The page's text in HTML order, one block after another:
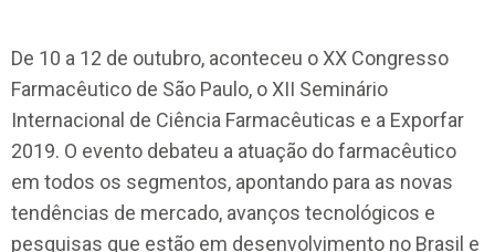
De 10 a 12 de outubro, aconteceu o XX Congresso
Farmacêutico de São Paulo, o XII Seminário
Internacional de Ciência Farmacêuticas e a Exporfar
2019. O evento debateu a atuação do farmacêutico
em todos os segmentos, apontando para as novas
tendências de mercado, avanços tecnológicos e
pesquisas que estão em desenvolvimento no Brasil e